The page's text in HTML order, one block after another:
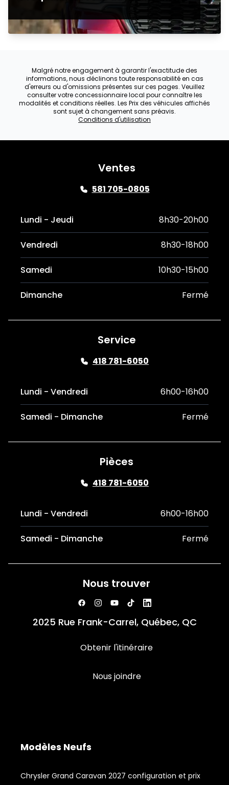
Malgré notre engagement à garantir l'exactitude des
informations, nous déclinons toute responsabilité en cas
d'erreurs ou d'omissions présentes sur ces pages. Veuillez
consulter votre concessionnaire local pour connaître les
modalités et conditions réelles. Les Prix des véhicules affichés
sont sujet à changement sans préavis.
Conditions d'utilisation
Ventes
581 705-0805
Lundi - Jeudi 8h30-20h00
Vendredi 8h30-18h00
Samedi 10h30-15h00
Dimanche Fermé
Service
418 781-6050
Lundi - Vendredi 6h00-16h00
Samedi - Dimanche Fermé
Pièces
418 781-6050
Lundi - Vendredi 6h00-16h00
Samedi - Dimanche Fermé
Nous trouver
2025 Rue Frank-Carrel, Québec, QC
Obtenir l'itinéraire
Nous joindre
Modèles Neufs
Chrysler Grand Caravan 2027 configuration et prix